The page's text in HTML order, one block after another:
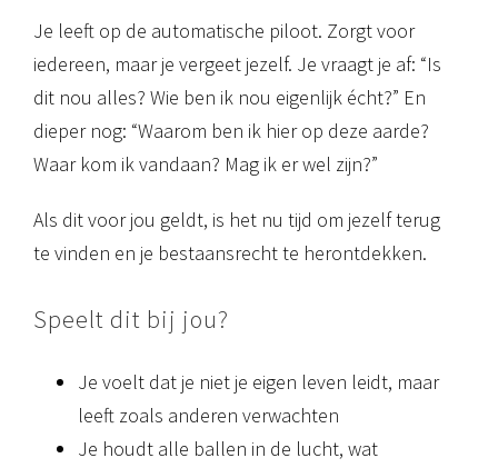
Je leeft op de automatische piloot. Zorgt voor
iedereen, maar je vergeet jezelf. Je vraagt je af: “Is
dit nou alles? Wie ben ik nou eigenlijk écht?” En
dieper nog: “Waarom ben ik hier op deze aarde?
Waar kom ik vandaan? Mag ik er wel zijn?”
Als dit voor jou geldt, is het nu tijd om jezelf terug
te vinden en je bestaansrecht te herontdekken.
Speelt dit bij jou?
Je voelt dat je niet je eigen leven leidt, maar
leeft zoals anderen verwachten
Je houdt alle ballen in de lucht, wat